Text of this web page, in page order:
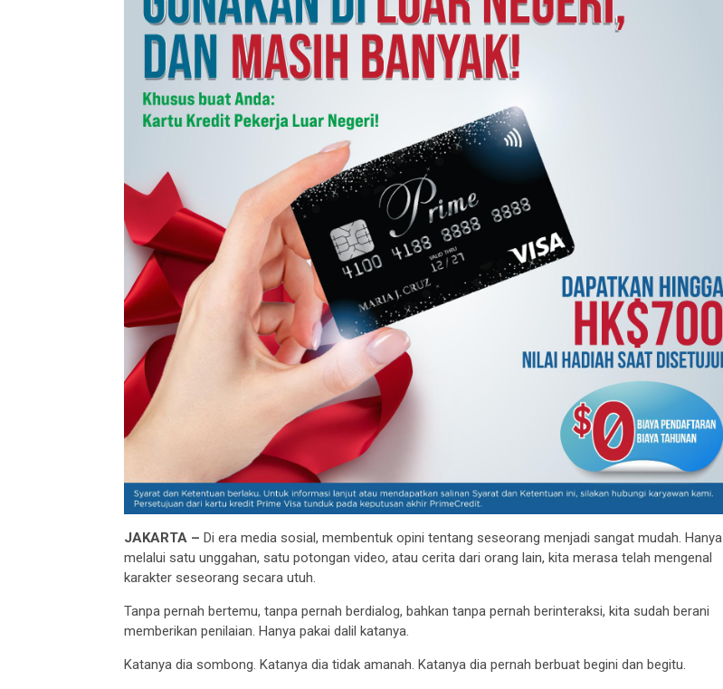
JAKARTA – Di era media sosial, membentuk opini tentang seseorang menjadi sangat mudah. Hanya
melalui satu unggahan, satu potongan video, atau cerita dari orang lain, kita merasa telah mengenal
karakter seseorang secara utuh.
Tanpa pernah bertemu, tanpa pernah berdialog, bahkan tanpa pernah berinteraksi, kita sudah berani
memberikan penilaian. Hanya pakai dalil katanya.
Katanya dia sombong. Katanya dia tidak amanah. Katanya dia pernah berbuat begini dan begitu.